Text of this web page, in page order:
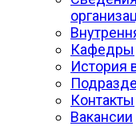
Кафедры
История
Контакты
Вакансии